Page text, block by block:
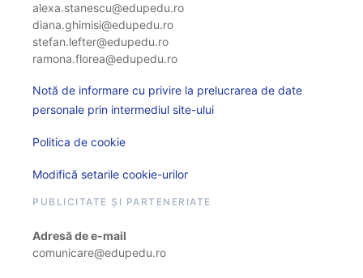
alexa.stanescu@edupedu.ro
diana.ghimisi@edupedu.ro
stefan.lefter@edupedu.ro
ramona.florea@edupedu.ro
Notă de informare cu privire la prelucrarea de date
personale prin intermediul site-ului
Politica de cookie
Modifică setarile cookie-urilor
PUBLICITATE ȘI PARTENERIATE
Adresă de e-mail
comunicare@edupedu.ro